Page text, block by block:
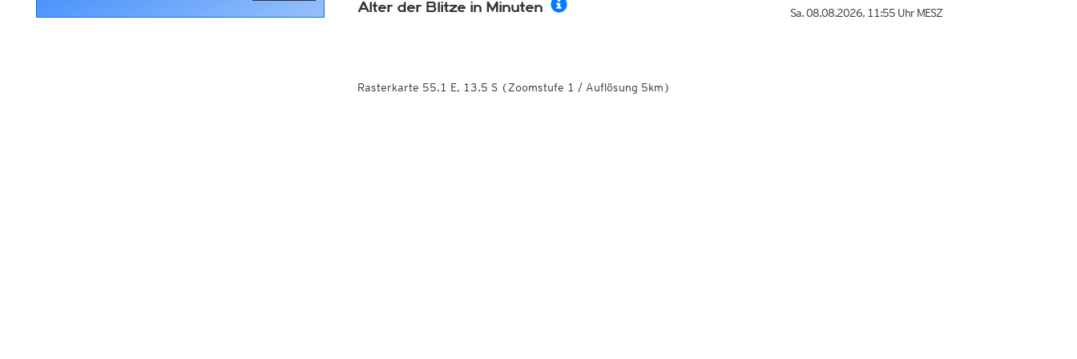
Sa. 08.08.2026, 11:55 UhrMESZ
Rasterkarte 55.1 E, 13.5 S (Zoomstufe 1 / Auflösung 5km)
Alter der Blitze in Minuten